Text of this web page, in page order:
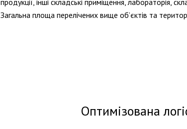
Загальна площа перелічених вище об’єктів та
Оптимізована